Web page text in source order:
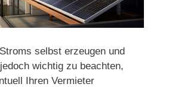
selbst erzeugen und
wichtig zu beachten,
Ihren Vermieter